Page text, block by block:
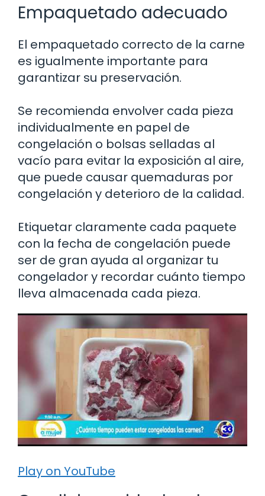
Empaquetado adecuado
El empaquetado correcto de la carne
es igualmente importante para
garantizar su preservación.
Se recomienda envolver cada pieza
individualmente en papel de
congelación o bolsas selladas al
vacío para evitar la exposición al aire,
que puede causar quemaduras por
congelación y deterioro de la calidad.
Etiquetar claramente cada paquete
con la fecha de congelación puede
ser de gran ayuda al organizar tu
congelador y recordar cuánto tiempo
lleva almacenada cada pieza.
Play on YouTube